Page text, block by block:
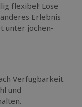
flexibel! Löse
Erlebnis
unter jochen-
Verfügbarkeit.
und